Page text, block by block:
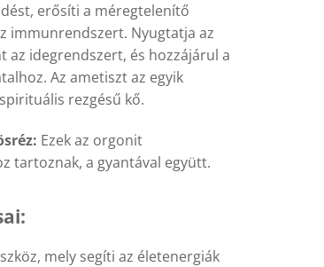
erősíti a méregtelenítő
immunrendszert. Nyugtatja az
az idegrendszert, és hozzájárul a
Az ametiszt az egyik
rezgésű kő.
Ezek az orgonit
tartoznak, a gyantával együtt.
mely segíti az életenergiák